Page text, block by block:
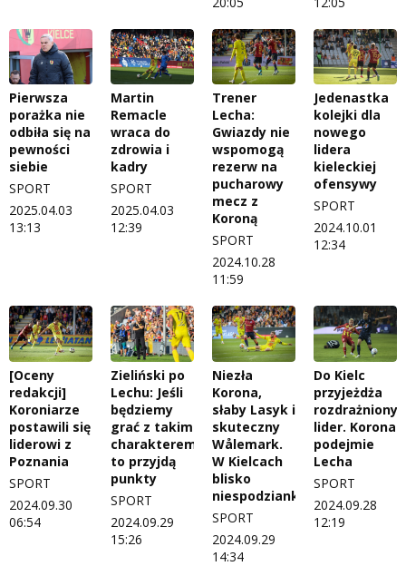
Pierwsza
porażka nie
odbiła się na
pewności
siebie
SPORT
2025.04.03
13:13
Martin
Remacle
wraca do
zdrowia i
kadry
SPORT
2025.04.03
12:39
Trener
Lecha:
Gwiazdy nie
wspomogą
rezerw na
pucharowy
mecz z
Koroną
SPORT
2024.10.28
11:59
Jedenastka
kolejki dla
nowego
lidera
kieleckiej
ofensywy
SPORT
2024.10.01
12:34
[Oceny
redakcji]
Koroniarze
postawili się
liderowi z
Poznania
SPORT
2024.09.30
06:54
Zieliński po
Lechu: Jeśli
będziemy
grać z takim
charakterem,
to przyjdą
punkty
SPORT
2024.09.29
15:26
Niezła
Korona,
słaby Lasyk i
skuteczny
Wålemark.
W Kielcach
blisko
niespodzianki
SPORT
2024.09.29
14:34
Do Kielc
przyjeżdża
rozdrażniony
lider. Korona
podejmie
Lecha
SPORT
2024.09.28
12:19